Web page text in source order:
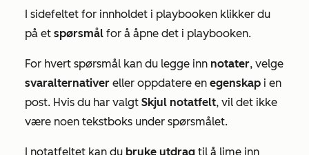
I sidefeltet for innholdet i playbooken klikker du
på et spørsmål for å åpne det i playbooken.
For hvert spørsmål kan du legge inn notater, velge
svaralternativer eller oppdatere en egenskap i en
post. Hvis du har valgt Skjul notatfelt, vil det ikke
være noen tekstboks under spørsmålet.
I notatfeltet kan du bruke utdrag til å lime inn